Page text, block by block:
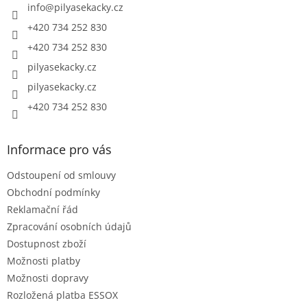
info@pilyasekacky.cz
+420 734 252 830
+420 734 252 830
pilyasekacky.cz
pilyasekacky.cz
+420 734 252 830
Informace pro vás
Odstoupení od smlouvy
Obchodní podmínky
Reklamační řád
Zpracování osobních údajů
Dostupnost zboží
Možnosti platby
Možnosti dopravy
Rozložená platba ESSOX